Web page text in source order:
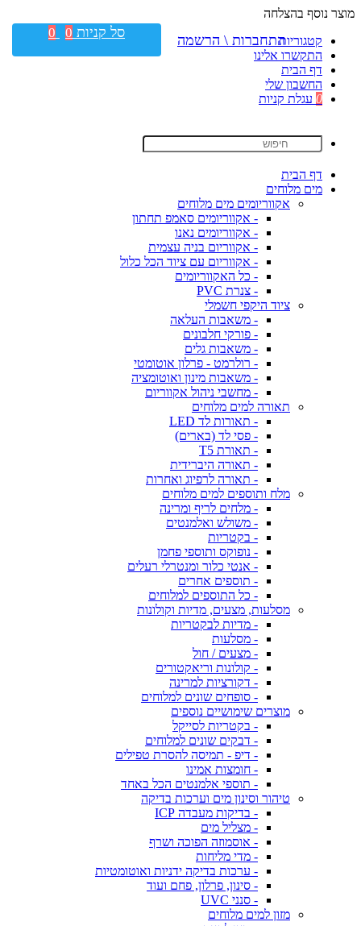
מוצר נוסף בהצלחה
קטגוריות
התקשרו אלינו
דף הבית
החשבון שלי
0 עגלת קניות
דף הבית
מים מלוחים
אקווריומים מים מלוחים
- אקווריומים סאמפ תחתון
- אקווריומים נאנו
- אקווריום בניה עצמית
- אקווריום עם ציוד הכל כלול
- כל האקווריומים
- צנרת PVC
ציוד היקפי חשמלי
- משאבות העלאה
- פורקי חלבונים
- משאבות גלים
- רולרמט - פרלון אוטומטי
- משאבות מינון ואוטומציה
- מחשבי ניהול אקווריום
תאורה למים מלוחים
- תאורות לד LED
- פסי לד (בארים)
- תאורת T5
- תאורה היברידית
- תאורה לרפיוג ואחרות
מלח ותוספים למים מלוחים
- מלחים לריף ומרינה
- משולש ואלמנטים
- בקטריות
- נופוקס ותוספי פחמן
- אנטי כלור ומנטרלי רעלים
- תוספים אחרים
- כל התוספים למלוחים
מסלעות, מצעים, מדיות וקולונות
- מדיות לבקטריות
- מסלעות
- מצעים / חול
- קולונות וריאקטורים
- דקורציות למרינה
- סופחים שונים למלוחים
מוצרים שימושיים נוספים
- בקטריות לסייקל
- דבקים שונים למלוחים
- דיפ - תמיסה להסרת טפילים
- חומצות אמינו
- תוספי אלמנטים הכל באחד
טיהור וסינון מים וערכות בדיקה
- בדיקות מעבדה ICP
- מצליל מים
- אוסמוזה הפוכה ושרף
- מדי מליחות
- ערכות בדיקה ידניות ואוטומטיות
- סינון, פרלון, פחם ועוד
- סנני UVC
מזון למים מלוחים
התחברות \ הרשמה סל קניות 0
0